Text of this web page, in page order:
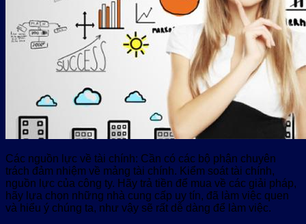
Các nguồn lực về tài chính: Cần có các bộ phận chuyên
trách đảm nhiệm về mảng tài chính. Kiểm soát tài chính,
nguồn lực của công ty. Hãy trả tiền để mua về các giải pháp,
hãy lựa chọn những nhà cung cấp uy tín, đã làm việc quen
và hiểu ý chúng ta, như vậy sẽ rất dễ dàng để làm việc.